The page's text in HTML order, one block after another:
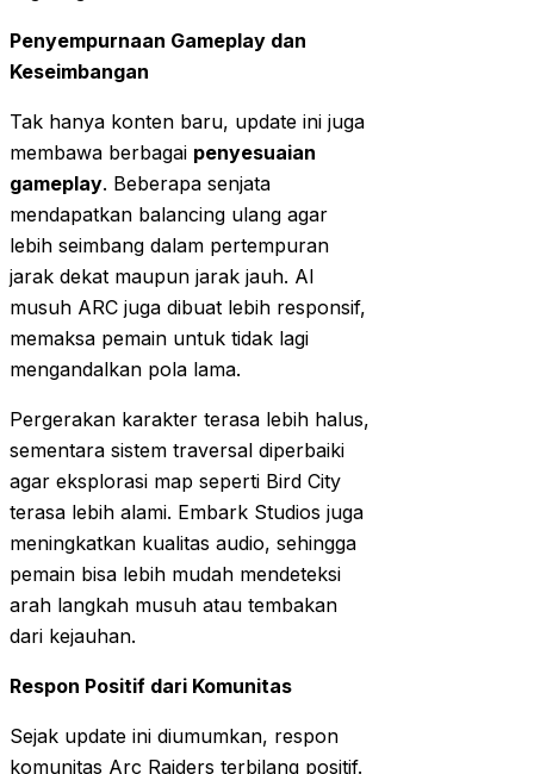
Penyempurnaan Gameplay dan
Keseimbangan
Tak hanya konten baru, update ini juga
membawa berbagai penyesuaian
gameplay. Beberapa senjata
mendapatkan balancing ulang agar
lebih seimbang dalam pertempuran
jarak dekat maupun jarak jauh. AI
musuh ARC juga dibuat lebih responsif,
memaksa pemain untuk tidak lagi
mengandalkan pola lama.
Pergerakan karakter terasa lebih halus,
sementara sistem traversal diperbaiki
agar eksplorasi map seperti Bird City
terasa lebih alami. Embark Studios juga
meningkatkan kualitas audio, sehingga
pemain bisa lebih mudah mendeteksi
arah langkah musuh atau tembakan
dari kejauhan.
Respon Positif dari Komunitas
Sejak update ini diumumkan, respon
komunitas Arc Raiders terbilang positif.